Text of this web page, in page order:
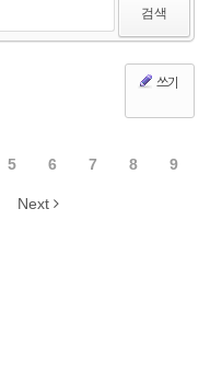
검색
쓰기
5 6 7 8 9
Next